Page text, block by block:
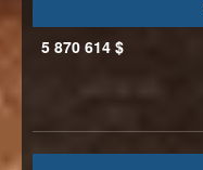
5 870 614 $